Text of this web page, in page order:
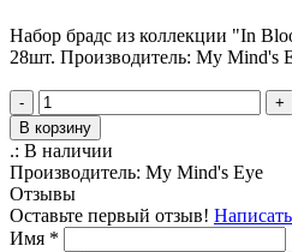
Набор брадс из коллекции "In
28шт. Производитель: My Mind's
-
+
В корзину
.: В наличии
Производитель: My Mind's Eye
Отзывы
Оставьте первый отзыв!
Имя *